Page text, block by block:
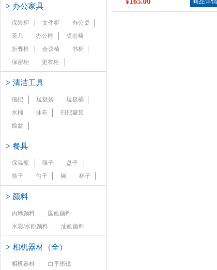
> 办公家具
保险柜 文件柜
办公桌
茶几
办公椅
桌前椅
折叠椅
会议椅
书柜
保密柜
更衣柜
> 清洁工具
拖把 垃圾袋
垃圾桶
水桶
抹布
扫把簸箕
脸盆
> 餐具
保温瓶 碟子
盘子
筷子
勺子 碗 杯子
> 颜料
丙烯颜料
国画颜料
水彩/水粉颜料
油画颜料
> 相机器材（全）
相机器材
白平衡镜